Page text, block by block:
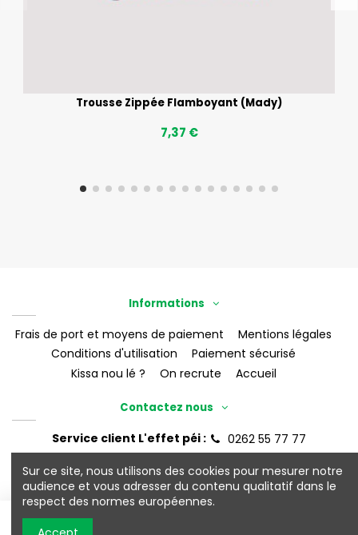
Trousse Zippée Flamboyant (Mady)
7,37 €
Informations
Frais de port et moyens de paiement
Mentions légales
Conditions d'utilisation
Paiement sécurisé
Kissa nou lé ?
On recrute Accueil
Contactez nous
Service client L'effet péi :
0262 55 77 77
Sur ce site, nous utilisons des cookies pour mesurer notre
audience et vous adresser du contenu qualitatif dans le
respect des normes européennes.